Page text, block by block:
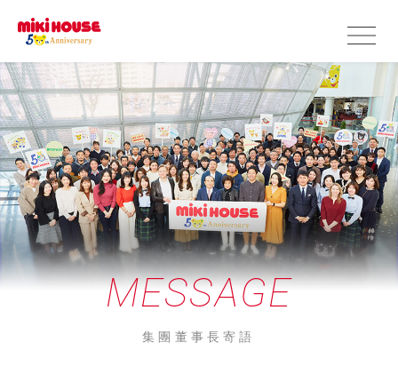
MESSAGE
集團董事長寄語